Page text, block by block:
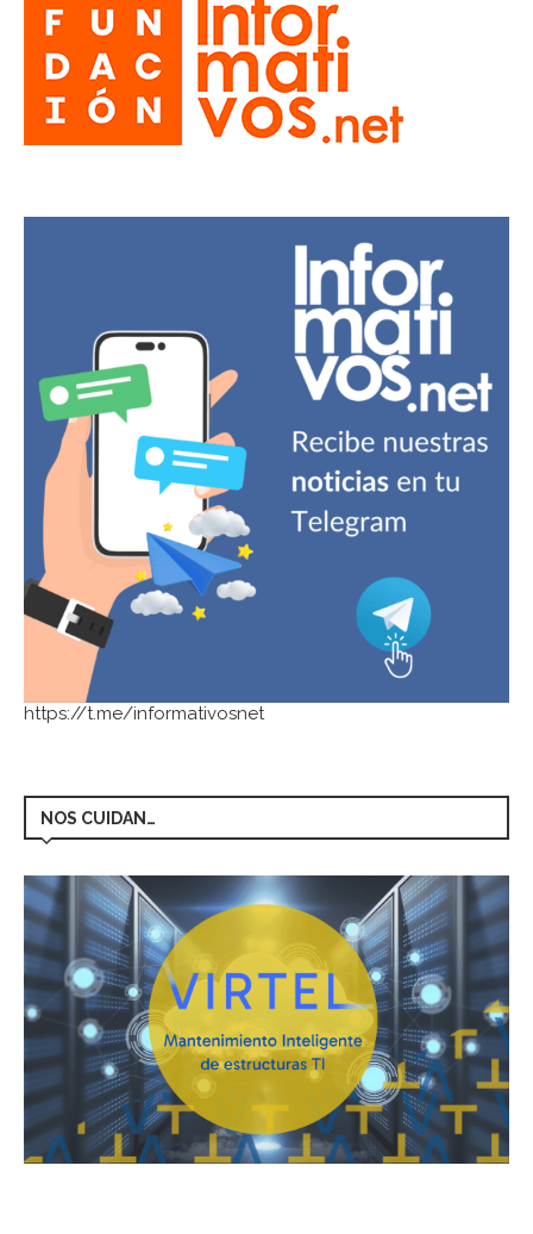
https://t.me/informativosnet
NOS CUIDAN…